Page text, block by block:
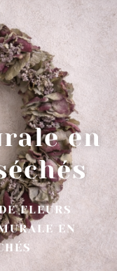
en
FLEURS
EN